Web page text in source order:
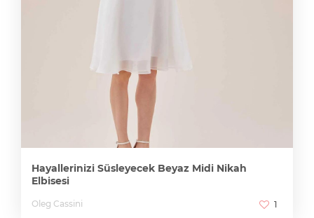
Hayallerinizi Süsleyecek Beyaz Midi Nikah
Elbisesi
Oleg Cassini 1